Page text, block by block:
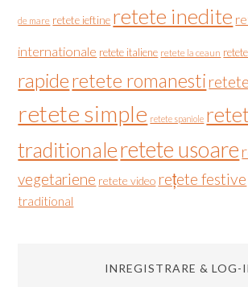
de mare retete ieftine retete inedite
internationale retete italiene retete la ceaun
rapideretete romanesti
retete simple retete spaniole
traditionaleretete usoare
vegetariene retete video rețete festive
traditional
INREGISTRARE & LOG-